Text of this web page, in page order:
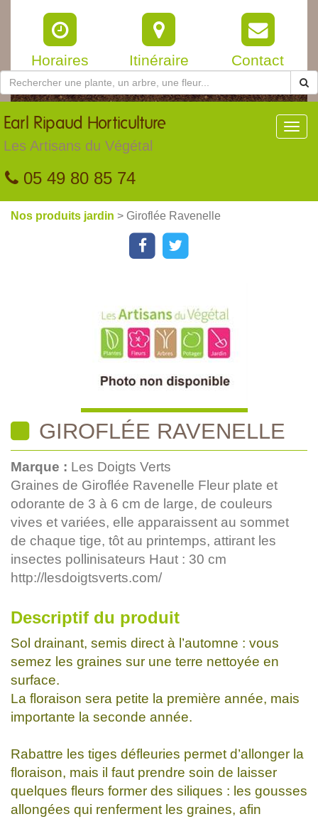
Horaires Itinéraire Contact
Earl Ripaud Horticulture
Les Artisans du Végétal
05 49 80 85 74
Nos produits jardin > Giroflée Ravenelle
GIROFLÉE RAVENELLE
Marque : Les Doigts Verts
Graines de Giroflée Ravenelle Fleur plate et
odorante de 3 à 6 cm de large, de couleurs
vives et variées, elle apparaissent au sommet
de chaque tige, tôt au printemps, attirant les
insectes pollinisateurs Haut : 30 cm
http://lesdoigtsverts.com/
Descriptif du produit
Sol drainant, semis direct à l’automne : vous
semez les graines sur une terre nettoyée en
surface.
La floraison sera petite la première année, mais
importante la seconde année.
Rabattre les tiges défleuries permet d’allonger la
floraison, mais il faut prendre soin de laisser
quelques fleurs former des siliques : les gousses
allongées qui renferment les graines, afin